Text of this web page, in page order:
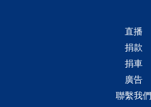
直播
捐款
捐車
廣告
聯繫我們